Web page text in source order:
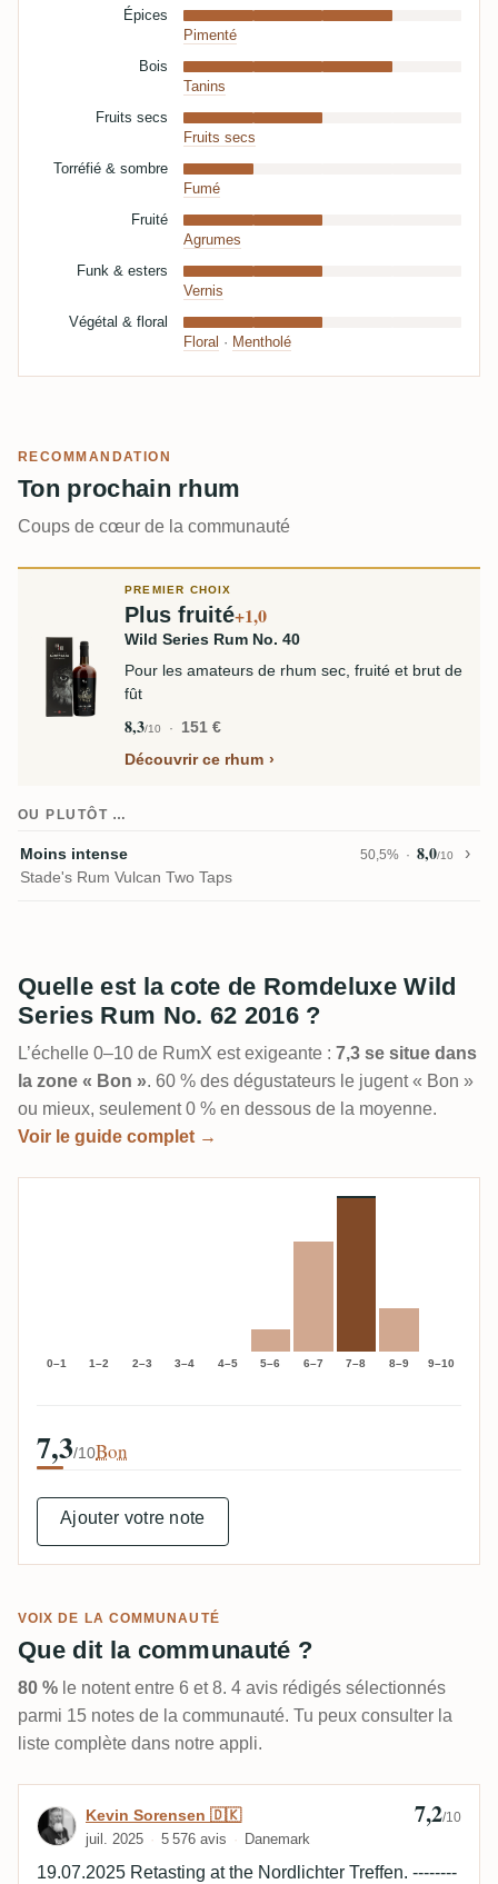
Épices
Pimenté
Bois
Tanins
Fruits secs
Fruits secs
Torréfié & sombre
Fumé
Fruité
Agrumes
Funk & esters
Vernis
Végétal & floral
Floral · Mentholé
RECOMMANDATION
Ton prochain rhum
Coups de cœur de la communauté
PREMIER CHOIX
Plus fruité+1,0
Wild Series Rum No. 40
Pour les amateurs de rhum sec, fruité et brut de
fût
8,3/10
151 €
Découvrir ce rhum
OU PLUTÔT …
Moins intense 50,5% 8,0/10
Stade's Rum Vulcan Two Taps
Quelle est la cote de Romdeluxe Wild
Series Rum No. 62 2016 ?
L’échelle 0–10 de RumX est exigeante : 7,3 se situe dans
la zone « Bon ». 60 % des dégustateurs le jugent « Bon »
ou mieux, seulement 0 % en dessous de la moyenne.
Voir le guide complet →
0–1 1–2 2–3 3–4 4–5 5–6 6–7 7–8 8–9 9–10
7,3/10Bon
Ajouter votre note
VOIX DE LA COMMUNAUTÉ
Que dit la communauté ?
80 % le notent entre 6 et 8. 4 avis rédigés sélectionnés
parmi 15 notes de la communauté. Tu peux consulter la
liste complète dans notre appli.
Avis de Kevin Sorensen 🇩🇰
Kevin Sorensen 🇩🇰
juil. 2025 5 576 avis Danemark
7,2/10
19.07.2025 Retasting at the Nordlichter Treffen. --------